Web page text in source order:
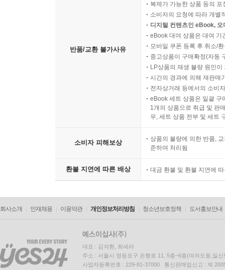
반품/교환 불가사유
복제가 가능한 상품 등의
소비자의 요청에 따라 개별
디지털 컨텐츠인 eBook,
eBook 대여 상품은 대여 기
모바일 쿠폰 등록 후 취소/
중고상품이 구매확정(자동
LP상품의 재생 불량 원인
시간의 경과에 의해 재판매
전자상거래 등에서의 소비
eBook 세트 상품은 일괄 구
1개의 상품으로 취급 및 판
우, 세트 상품 전부 및 세트
소비자 피해보상
상품의 불량에 의한 반품,
준하여 처리됨
환불 지연에 따른 배상 대금 환불 및 환불 지연에
회사소개 인재채용 이용약관 개인정보처리방침 청소년보호정책 도서홍보안내
대표 : 김석환, 최세라
주소 : 서울시 영등포구 은행로 11, 5층~6층(여의도동,일신
사업자등록번호 : 229-81-37000 통신판매업신고 : 제